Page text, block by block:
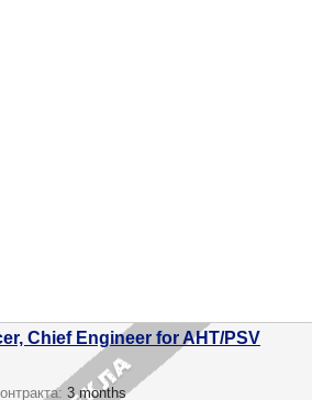
Chief Engineer for AHT/PSV
3 months